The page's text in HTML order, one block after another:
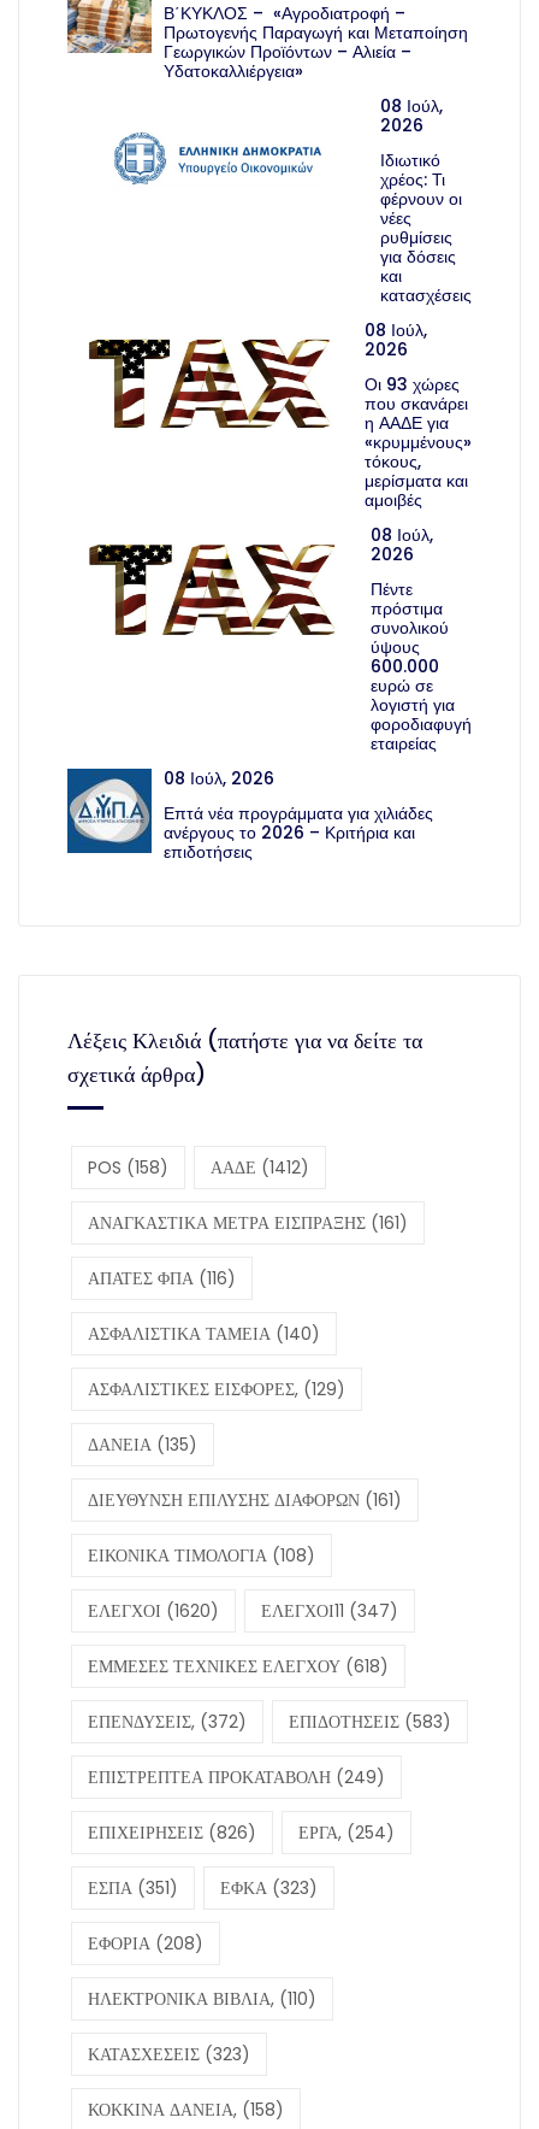
Β΄ΚΥΚΛΟΣ – «Αγροδιατροφή –
Πρωτογενής Παραγωγή και Μεταποίηση
Γεωργικών Προϊόντων – Αλιεία –
Υδατοκαλλιέργεια»
08 Ιούλ,
2026
Ιδιωτικό
χρέος: Τι
φέρνουν οι
νέες
ρυθμίσεις
για δόσεις
και
κατασχέσεις
08 Ιούλ,
2026
Οι 93 χώρες
που σκανάρει
η ΑΑΔΕ για
«κρυμμένους»
τόκους,
μερίσματα και
αμοιβές
08 Ιούλ,
2026
Πέντε
πρόστιμα
συνολικού
ύψους
600.000
ευρώ σε
λογιστή για
φοροδιαφυγή
εταιρείας
08 Ιούλ, 2026
Επτά νέα προγράμματα για χιλιάδες
ανέργους το 2026 – Κριτήρια και
επιδοτήσεις
Λέξεις Κλειδιά (πατήστε για να δείτε τα
σχετικά άρθρα)
POS (158) ΑΑΔΕ (1412)
ΑΝΑΓΚΑΣΤΙΚΑ ΜΕΤΡΑ ΕΙΣΠΡΑΞΗΣ (161)
ΑΠΑΤΕΣ ΦΠΑ (116)
ΑΣΦΑΛΙΣΤΙΚΑ ΤΑΜΕΙΑ (140)
ΑΣΦΑΛΙΣΤΙΚΕΣ ΕΙΣΦΟΡΕΣ, (129)
ΔΑΝΕΙΑ (135)
ΔΙΕΥΘΥΝΣΗ ΕΠΙΛΥΣΗΣ ΔΙΑΦΟΡΩΝ (161)
ΕΙΚΟΝΙΚΑ ΤΙΜΟΛΟΓΙΑ (108)
ΕΛΕΓΧΟΙ (1620) ΕΛΕΓΧΟΙ11 (347)
ΕΜΜΕΣΕΣ ΤΕΧΝΙΚΕΣ ΕΛΕΓΧΟΥ (618)
ΕΠΕΝΔΥΣΕΙΣ, (372) ΕΠΙΔΟΤΗΣΕΙΣ (583)
ΕΠΙΣΤΡΕΠΤΕΑ ΠΡΟΚΑΤΑΒΟΛΗ (249)
ΕΠΙΧΕΙΡΗΣΕΙΣ (826) ΕΡΓΑ, (254)
ΕΣΠΑ (351) ΕΦΚΑ (323)
ΕΦΟΡΙΑ (208)
ΗΛΕΚΤΡΟΝΙΚΑ ΒΙΒΛΙΑ, (110)
ΚΑΤΑΣΧΕΣΕΙΣ (323)
ΚΟΚΚΙΝΑ ΔΑΝΕΙΑ, (158)